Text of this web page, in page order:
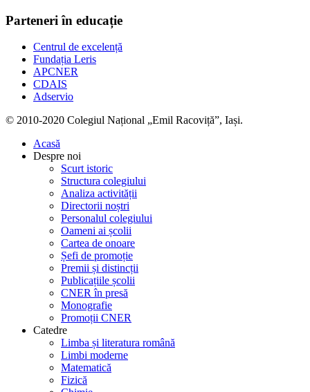
Parteneri în educație
Centrul de excelență
Fundația Leris
APCNER
CDAIS
Adservio
© 2010-2020 Colegiul Național „Emil Racoviță”, Iași.
Acasă
Despre noi
Scurt istoric
Structura colegiului
Analiza activității
Directorii noștri
Personalul colegiului
Oameni ai școlii
Cartea de onoare
Șefi de promoție
Premii și distincții
Publicațiile școlii
CNER în presă
Monografie
Promoții CNER
Catedre
Limba și literatura română
Limbi moderne
Matematică
Fizică